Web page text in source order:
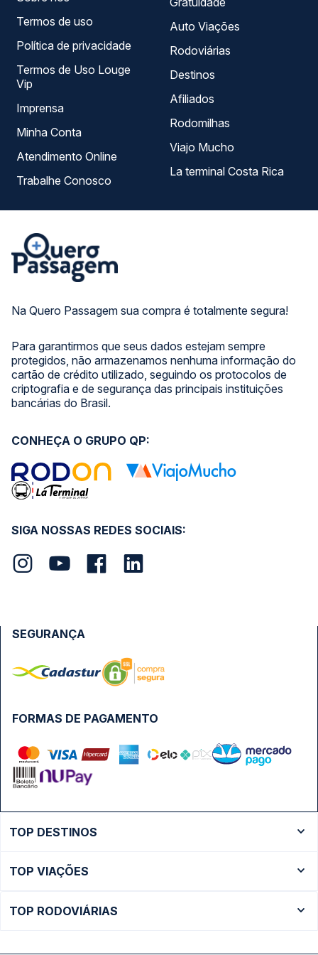
Na Quero Passagem sua compra é totalmente segura!
Para garantirmos que seus dados estejam sempre
protegidos, não armazenamos nenhuma informação do
cartão de crédito utilizado, seguindo os protocolos de
criptografia e de segurança das principais instituições
bancárias do Brasil.
Termos de uso
Política de privacidade
Termos de Uso Louge
Vip
Imprensa
Minha Conta
Atendimento Online
Trabalhe Conosco
Auto Viações
Rodoviárias
Destinos
Afiliados
Rodomilhas
Viajo Mucho
La terminal Costa Rica
SIGA NOSSAS REDES SOCIAIS:
CONHEÇA O GRUPO QP:
FORMAS DE PAGAMENTO
SEGURANÇA
TOP DESTINOS
Ônibus São Paulo
TOP VIAÇÕES
TOP RODOVIÁRIAS